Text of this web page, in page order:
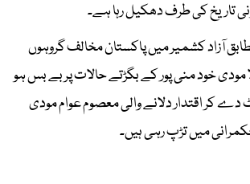
تاریخ کی طرف دھکیل رہا ہے۔
آزاد کشمیر میں پاکستان مخالف گروہوں
خود منی پور کے بگڑتے حالات پر بے بس ہو
کر اقتدار دلانے والی معصوم عوام مودی
میں تڑپ رہی ہیں۔